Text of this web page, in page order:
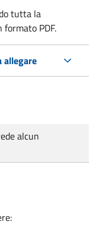
tutta la
PDF.
allegare
alcun